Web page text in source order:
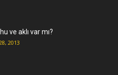
ve aklı var mı?
2013